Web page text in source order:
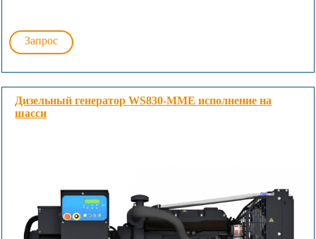
Запрос
Дизельный генератор WS830-MME исполнение на
шасси